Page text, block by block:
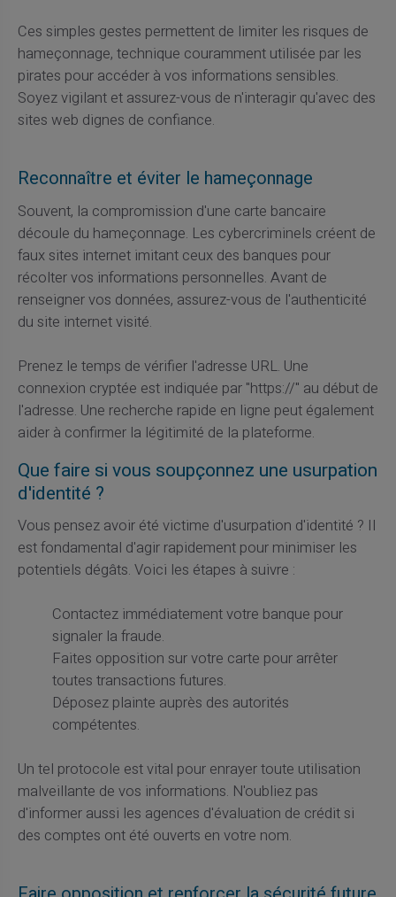
Ces simples gestes permettent de limiter les risques de
hameçonnage, technique couramment utilisée par les
pirates pour accéder à vos informations sensibles.
Soyez vigilant et assurez-vous de n'interagir qu'avec des
sites web dignes de confiance.
Reconnaître et éviter le hameçonnage
Souvent, la compromission d'une carte bancaire
découle du hameçonnage. Les cybercriminels créent de
faux sites internet imitant ceux des banques pour
récolter vos informations personnelles. Avant de
renseigner vos données, assurez-vous de l'authenticité
du site internet visité.
Prenez le temps de vérifier l'adresse URL. Une
connexion cryptée est indiquée par "https://" au début de
l'adresse. Une recherche rapide en ligne peut également
aider à confirmer la légitimité de la plateforme.
Que faire si vous soupçonnez une usurpation
d'identité ?
Vous pensez avoir été victime d'usurpation d'identité ? Il
est fondamental d'agir rapidement pour minimiser les
potentiels dégâts. Voici les étapes à suivre :
Contactez immédiatement votre banque pour
signaler la fraude.
Faites opposition sur votre carte pour arrêter
toutes transactions futures.
Déposez plainte auprès des autorités
compétentes.
Un tel protocole est vital pour enrayer toute utilisation
malveillante de vos informations. N'oubliez pas
d'informer aussi les agences d'évaluation de crédit si
des comptes ont été ouverts en votre nom.